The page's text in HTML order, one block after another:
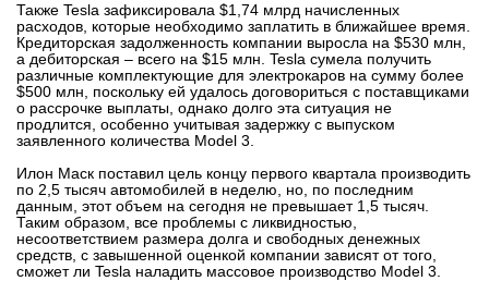
Также Tesla зафиксировала $1,74 млрд начисленных
расходов, которые необходимо заплатить в ближайшее время.
Кредиторская задолженность компании выросла на $530 млн,
а дебиторская – всего на $15 млн. Tesla сумела получить
различные комплектующие для электрокаров на сумму более
$500 млн, поскольку ей удалось договориться с поставщиками
о рассрочке выплаты, однако долго эта ситуация не
продлится, особенно учитывая задержку с выпуском
заявленного количества Model 3.
Илон Маск поставил цель концу первого квартала производить
по 2,5 тысяч автомобилей в неделю, но, по последним
данным, этот объем на сегодня не превышает 1,5 тысяч.
Таким образом, все проблемы с ликвидностью,
несоответствием размера долга и свободных денежных
средств, с завышенной оценкой компании зависят от того,
сможет ли Tesla наладить массовое производство Model 3.